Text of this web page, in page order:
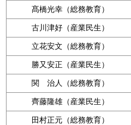
髙橋光幸（総務教育）
古川津好（産業民生）
立花安文（総務教育）
勝又安正（産業民生）
関 治人（総務教育）
齊藤隆雄（産業民生）
田村正元（総務教育）